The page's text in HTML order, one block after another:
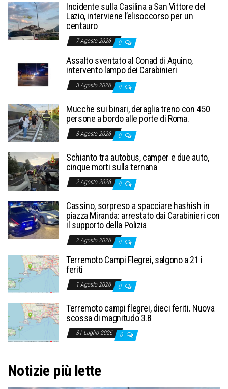
Incidente sulla Casilina a San Vittore del
Lazio, interviene l’elisoccorso per un
centauro
7 Agosto 2026 0
Assalto sventato al Conad di Aquino,
intervento lampo dei Carabinieri
3 Agosto 2026 0
Mucche sui binari, deraglia treno con 450
persone a bordo alle porte di Roma.
3 Agosto 2026 0
Schianto tra autobus, camper e due auto,
cinque morti sulla ternana
2 Agosto 2026 0
Cassino, sorpreso a spacciare hashish in
piazza Miranda: arrestato dai Carabinieri con
il supporto della Polizia
2 Agosto 2026 0
Terremoto Campi Flegrei, salgono a 21 i
feriti
1 Agosto 2026 0
Terremoto campi flegrei, dieci feriti. Nuova
scossa di magnitudo 3.8
31 Luglio 2026 0
Notizie più lette